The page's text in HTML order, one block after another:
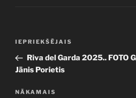
Iepriekšējā
ziņa:
IEPRIEKŠĒJAIS
Riva del Garda 2025.. FOTO
Jānis Porietis
Nākamā
NĀKAMAIS